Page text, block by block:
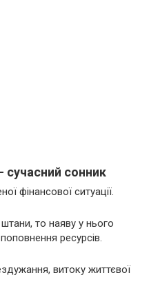
сучасний сонник
фінансової ситуації.
то наяву у нього
ресурсів.
витоку життєвої